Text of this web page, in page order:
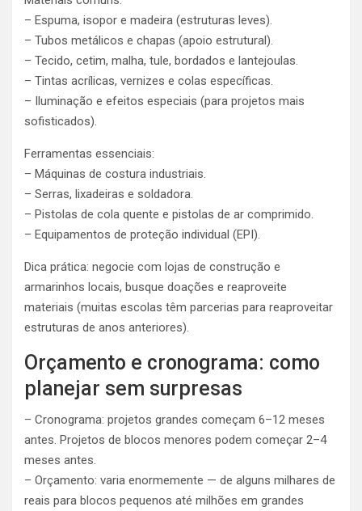
– Espuma, isopor e madeira (estruturas leves).
– Tubos metálicos e chapas (apoio estrutural).
– Tecido, cetim, malha, tule, bordados e lantejoulas.
– Tintas acrílicas, vernizes e colas específicas.
– Iluminação e efeitos especiais (para projetos mais
sofisticados).
Ferramentas essenciais:
– Máquinas de costura industriais.
– Serras, lixadeiras e soldadora.
– Pistolas de cola quente e pistolas de ar comprimido.
– Equipamentos de proteção individual (EPI).
Dica prática: negocie com lojas de construção e
armarinhos locais, busque doações e reaproveite
materiais (muitas escolas têm parcerias para reaproveitar
estruturas de anos anteriores).
Orçamento e cronograma: como
planejar sem surpresas
– Cronograma: projetos grandes começam 6–12 meses
antes. Projetos de blocos menores podem começar 2–4
meses antes.
– Orçamento: varia enormemente — de alguns milhares de
reais para blocos pequenos até milhões em grandes